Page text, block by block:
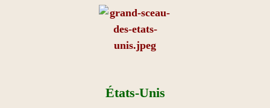
États-Unis